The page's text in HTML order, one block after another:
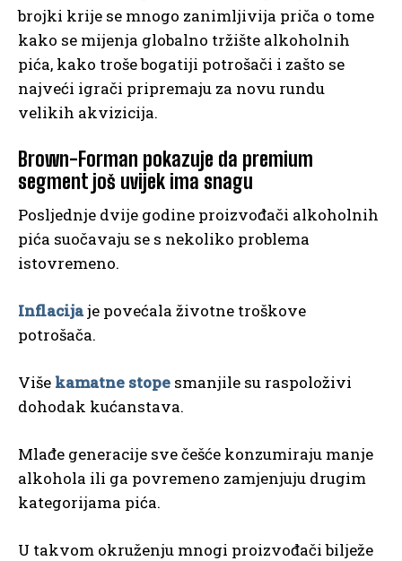
brojki krije se mnogo zanimljivija priča o tome
kako se mijenja globalno tržište alkoholnih
pića, kako troše bogatiji potrošači i zašto se
najveći igrači pripremaju za novu rundu
velikih akvizicija.
Brown-Forman pokazuje da premium
segment još uvijek ima snagu
Posljednje dvije godine proizvođači alkoholnih
pića suočavaju se s nekoliko problema
istovremeno.
Inflacijaje povećala životne troškove
potrošača.
Više kamatne stope smanjile su raspoloživi
dohodak kućanstava.
Mlađe generacije sve češće konzumiraju manje
alkohola ili ga povremeno zamjenjuju drugim
kategorijama pića.
U takvom okruženju mnogi proizvođači bilježe